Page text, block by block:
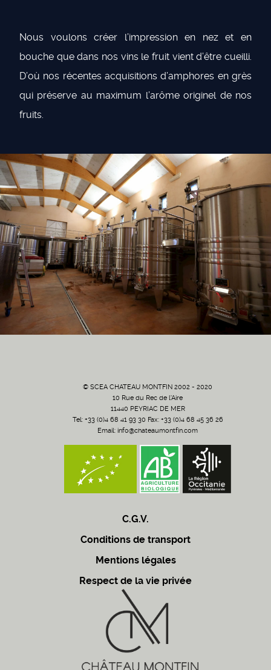
Nous voulons créer l’impression en nez et en
bouche que dans nos vins le fruit vient d’être cueilli.
D’où nos récentes acquisitions d’amphores en grès
qui préserve au maximum l’arôme originel de nos
fruits.
© SCEA CHATEAU MONTFIN 2002 - 2020
10 Rue du Rec de l'Aire
11440 PEYRIAC DE MER
Tel: +33 (0)4 68 41 93 30 Fax: +33 (0)4 68 45 36 26
Email: info@chateaumontfin.com
C.G.V.
Conditions de transport
Mentions légales
Respect de la vie privée